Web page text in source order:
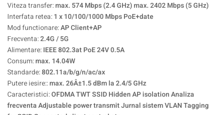
Viteza transfer:max. 574 Mbps (2.4 GHz) max. 2402 Mbps (5 GHz)
Interfata retea:1 x 10/100/1000 Mbps PoE+date
Mod functionare:AP Client+AP
Frecventa:2.4G / 5G
Alimentare:IEEE 802.3at PoE 24V 0.5A
Consum:max. 14.04W
Standarde:802.11a/b/g/n/ac/ax
Putere iesire::max. 26Â±1.5 dBm la 2.4/5 GHz
Caracteristici:OFDMA TWT SSID Hidden AP isolation Analiza
frecventa Adjustable power transmit Jurnal sistem VLAN Tagging